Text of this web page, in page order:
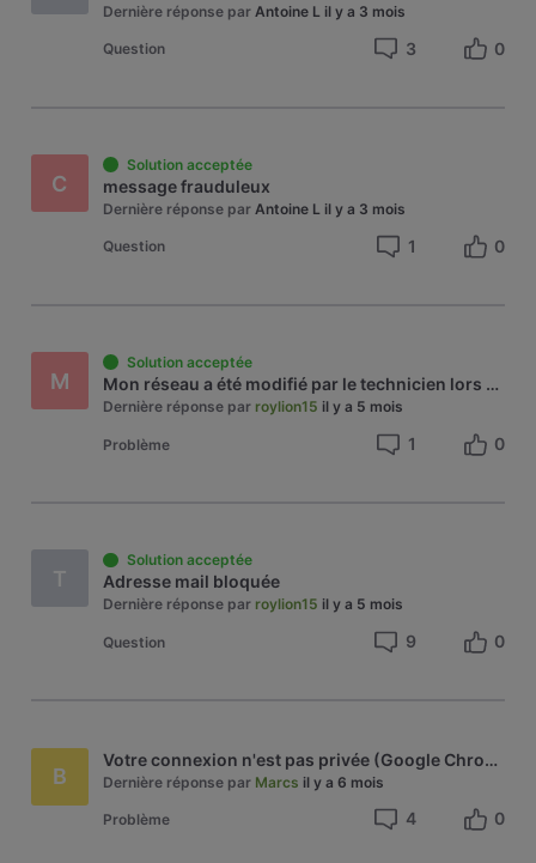
Dernière réponse par Antoine L il y a 3 mois
Question 3 0
C
Solution acceptée
message frauduleux
Dernière réponse par Antoine L il y a 3 mois
Question 1 0
M
Solution acceptée
Mon réseau a été modifié par le technicien lors d'un changement de modem, depuis il mentionne un réseau réseau caché, sécurité faible.
Dernière réponse par roylion15 il y a 5 mois
Problème 1 0
T
Solution acceptée
Adresse mail bloquée
Dernière réponse par roylion15 il y a 5 mois
Question 9 0
B
Votre connexion n'est pas privée (Google Chrome)
Dernière réponse par Marcs il y a 6 mois
Problème 4 0